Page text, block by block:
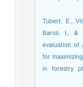
Tubert, E.,
Baroli, I., &
evaluation
for
in forestry